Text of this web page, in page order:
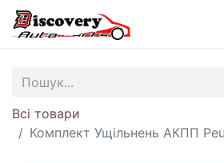
Всі товари
Комплект Ущільнень АКПП